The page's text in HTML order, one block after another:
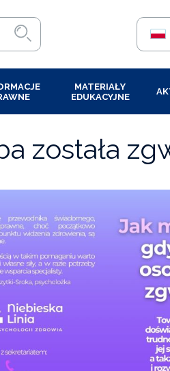
MATERIAŁY
EDUKACYJNE
została